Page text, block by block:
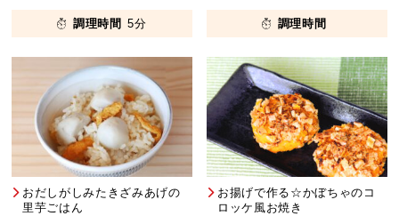
調理時間 5分 調理時間
おだしがしみたきざみあげの
⾥芋ごはん
お揚げで作る☆かぼちゃのコ
ロッケ⾵お焼き